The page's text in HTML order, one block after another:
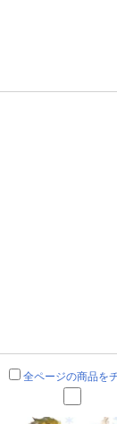
全ページの商品を